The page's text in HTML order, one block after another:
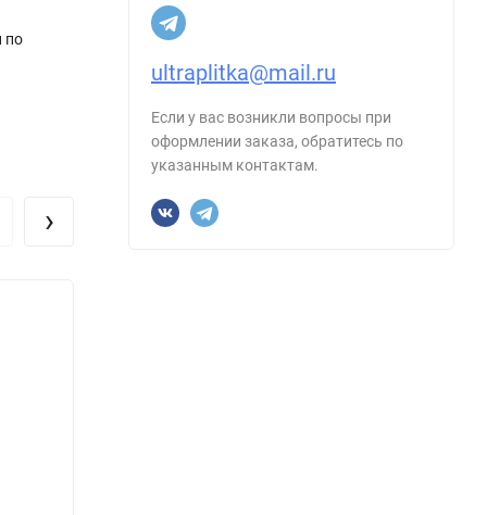
по
›
ultraplitka@mail.ru
Если у вас возникли вопросы при
оформлении заказа, обратитесь по
указанным контактам.